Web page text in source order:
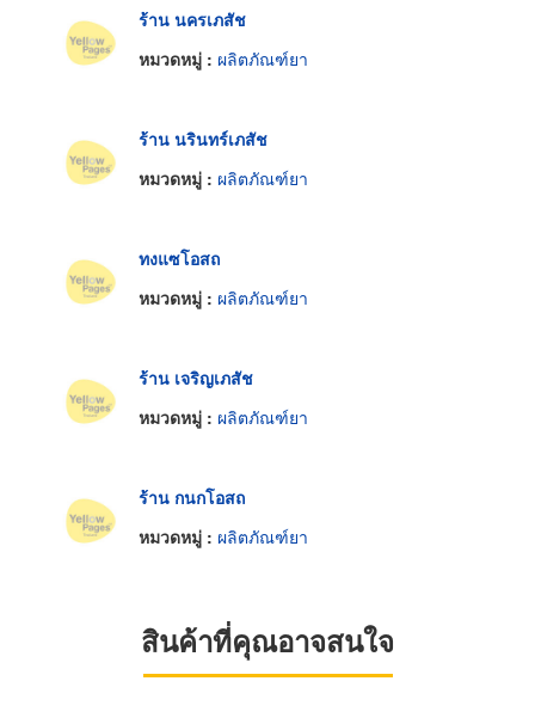
ร้าน นครเภสัช
หมวดหมู่ : ผลิตภัณฑ์ยา
ร้าน นรินทร์เภสัช
หมวดหมู่ : ผลิตภัณฑ์ยา
ทงแซโอสถ
หมวดหมู่ : ผลิตภัณฑ์ยา
ร้าน เจริญเภสัช
หมวดหมู่ : ผลิตภัณฑ์ยา
ร้าน กนกโอสถ
หมวดหมู่ : ผลิตภัณฑ์ยา
สินค้าที่คุณอาจสนใจ